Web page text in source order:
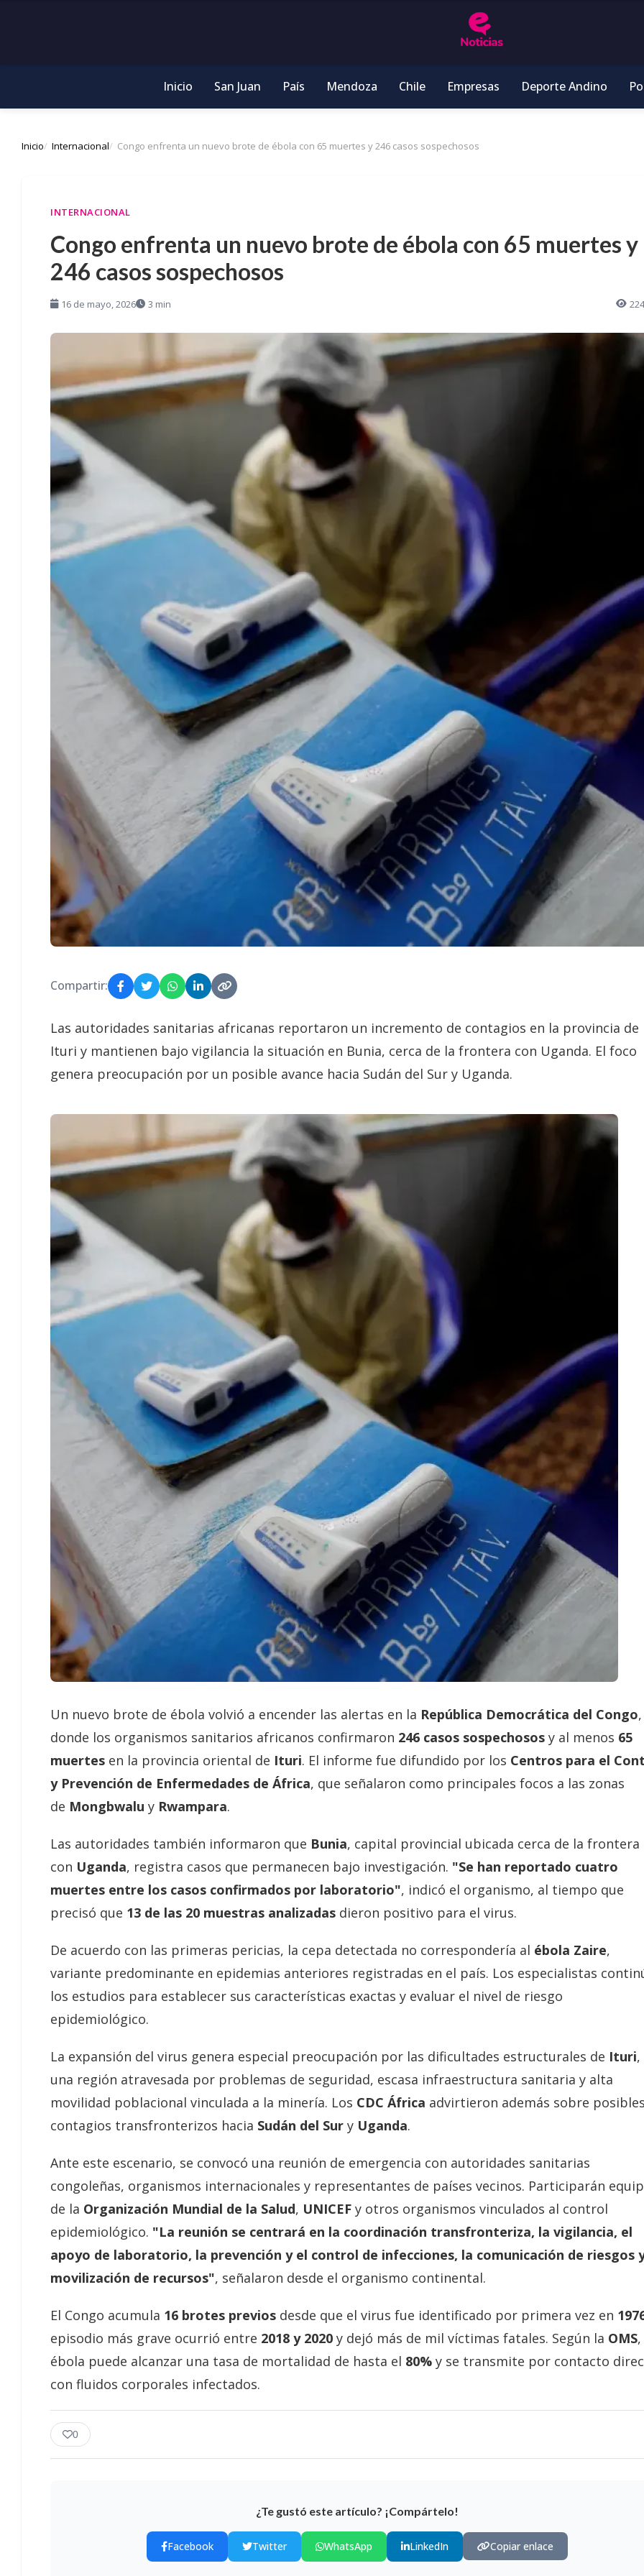
Inicio San Juan País Mendoza Chile Empresas Deporte Andino
Inicio Internacional Congo enfrenta un nuevo brote de ébola con 65 muertes y 246 casos sospechosos
INTERNACIONAL
Congo enfrenta un nuevo brote de ébola con 65 muertes y
246 casos sospechosos
16 de mayo, 2026 3 min 224
Compartir:
Las autoridades sanitarias africanas reportaron un incremento de contagios en la provincia de
Ituri y mantienen bajo vigilancia la situación en Bunia, cerca de la frontera con Uganda. El foco
genera preocupación por un posible avance hacia Sudán del Sur y Uganda.
Un nuevo brote de ébola volvió a encender las alertas en la República Democrática del Congo,
donde los organismos sanitarios africanos confirmaron 246 casos sospechosos y al menos 65
muertes en la provincia oriental de Ituri. El informe fue difundido por los Centros para el
y Prevención de Enfermedades de África, que señalaron como principales focos a las zonas
de Mongbwalu y Rwampara.
Las autoridades también informaron que Bunia, capital provincial ubicada cerca de la frontera
con Uganda, registra casos que permanecen bajo investigación. "Se han reportado cuatro
muertes entre los casos confirmados por laboratorio", indicó el organismo, al tiempo que
precisó que 13 de las 20 muestras analizadas dieron positivo para el virus.
De acuerdo con las primeras pericias, la cepa detectada no correspondería al ébola Zaire,
variante predominante en epidemias anteriores registradas en el país. Los especialistas
los estudios para establecer sus características exactas y evaluar el nivel de riesgo
epidemiológico.
La expansión del virus genera especial preocupación por las dificultades estructurales de Ituri,
una región atravesada por problemas de seguridad, escasa infraestructura sanitaria y alta
movilidad poblacional vinculada a la minería. Los CDC África advirtieron además sobre
contagios transfronterizos hacia Sudán del Sur y Uganda.
Ante este escenario, se convocó una reunión de emergencia con autoridades sanitarias
congoleñas, organismos internacionales y representantes de países vecinos. Participarán
de la Organización Mundial de la Salud, UNICEF y otros organismos vinculados al control
epidemiológico. "La reunión se centrará en la coordinación transfronteriza, la vigilancia, el
apoyo de laboratorio, la prevención y el control de infecciones, la comunicación de riesgos
movilización de recursos", señalaron desde el organismo continental.
El Congo acumula 16 brotes previos desde que el virus fue identificado por primera vez en
episodio más grave ocurrió entre 2018 y 2020 y dejó más de mil víctimas fatales. Según la OMS
ébola puede alcanzar una tasa de mortalidad de hasta el 80% y se transmite por contacto
con fluidos corporales infectados.
0
¿Te gustó este artículo? ¡Compártelo!
Facebook Twitter WhatsApp LinkedIn Copiar enlace